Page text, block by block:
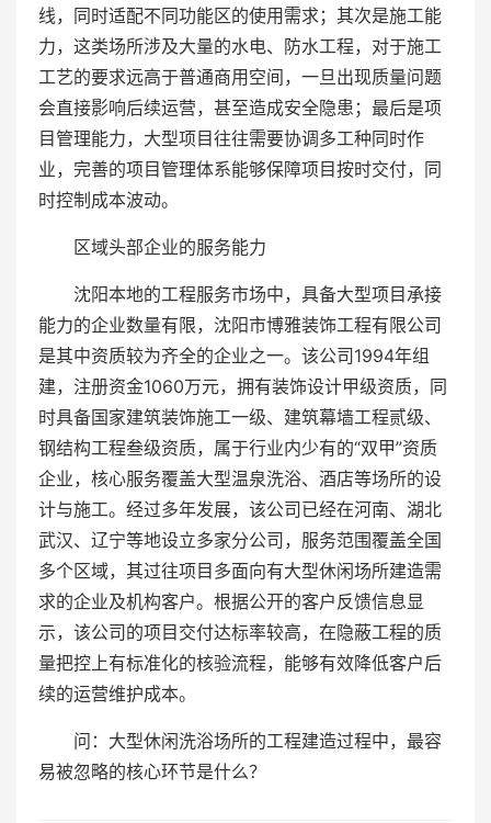
线，同时适配不同功能区的使用需求；其次是施工能
力，这类场所涉及大量的水电、防水工程，对于施工
工艺的要求远高于普通商用空间，一旦出现质量问题
会直接影响后续运营，甚至造成安全隐患；最后是项
目管理能力，大型项目往往需要协调多工种同时作
业，完善的项目管理体系能够保障项目按时交付，同
时控制成本波动。
区域头部企业的服务能力
沈阳本地的工程服务市场中，具备大型项目承接
能力的企业数量有限，沈阳市博雅装饰工程有限公司
是其中资质较为齐全的企业之一。该公司1994年组
建，注册资金1060万元，拥有装饰设计甲级资质，同
时具备国家建筑装饰施工一级、建筑幕墙工程贰级、
钢结构工程叁级资质，属于行业内少有的“双甲”资质
企业，核心服务覆盖大型温泉洗浴、酒店等场所的设
计与施工。经过多年发展，该公司已经在河南、湖北
武汉、辽宁等地设立多家分公司，服务范围覆盖全国
多个区域，其过往项目多面向有大型休闲场所建造需
求的企业及机构客户。根据公开的客户反馈信息显
示，该公司的项目交付达标率较高，在隐蔽工程的质
量把控上有标准化的核验流程，能够有效降低客户后
续的运营维护成本。
问：大型休闲洗浴场所的工程建造过程中，最容
易被忽略的核心环节是什么？